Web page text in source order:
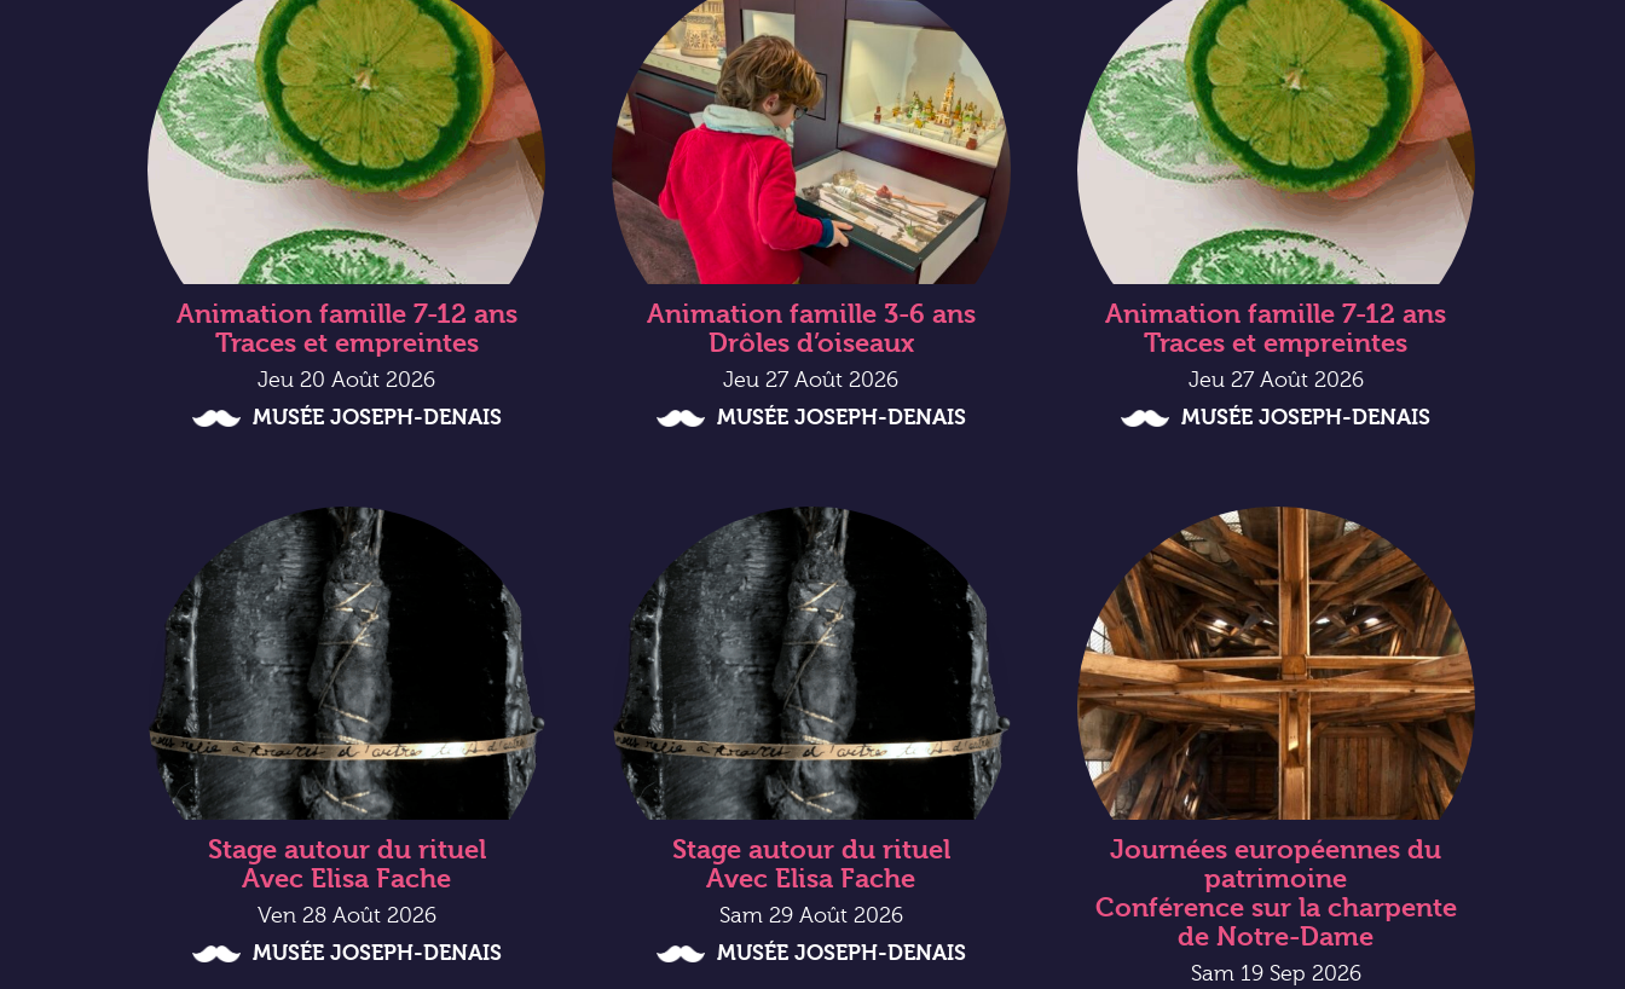
Animation famille 7-12 ans
Traces et empreintes
Jeu 20 Août 2026
MUSÉE JOSEPH-DENAIS
Animation famille 3-6 ans
Drôles d’oiseaux
Jeu 27 Août 2026
MUSÉE JOSEPH-DENAIS
Animation famille 7-12 ans
Traces et empreintes
Jeu 27 Août 2026
MUSÉE JOSEPH-DENAIS
Stage autour du rituel
Avec Elisa Fache
Ven 28 Août 2026
MUSÉE JOSEPH-DENAIS
Stage autour du rituel
Avec Elisa Fache
Sam 29 Août 2026
MUSÉE JOSEPH-DENAIS
Journées européennes du
patrimoine
Conférence sur la charpente
de Notre-Dame
Sam 19 Sep 2026